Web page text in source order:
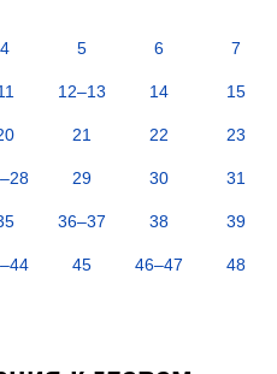
4 5 6 7
12–13 14 15
21 22 23
29 30 31
36–37 38 39
45 46–47 48